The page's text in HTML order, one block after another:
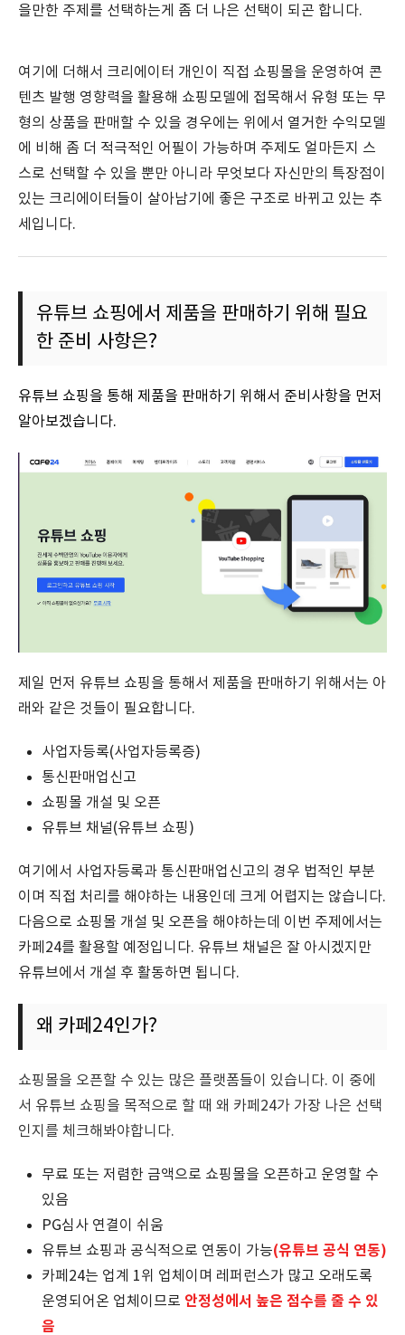
을만한 주제를 선택하는게 좀 더 나은 선택이 되곤 합니다.
여기에 더해서 크리에이터 개인이 직접 쇼핑몰을 운영하여 콘
텐츠 발행 영향력을 활용해 쇼핑모델에 접목해서 유형 또는 무
형의 상품을 판매할 수 있을 경우에는 위에서 열거한 수익모델
에 비해 좀 더 적극적인 어필이 가능하며 주제도 얼마든지 스
스로 선택할 수 있을 뿐만 아니라 무엇보다 자신만의 특장점이
있는 크리에이터들이 살아남기에 좋은 구조로 바뀌고 있는 추
세입니다.
유튜브 쇼핑에서 제품을 판매하기 위해 필요
한 준비 사항은?
유튜브 쇼핑을 통해 제품을 판매하기 위해서 준비사항을 먼저
알아보겠습니다.
제일 먼저 유튜브 쇼핑을 통해서 제품을 판매하기 위해서는 아
래와 같은 것들이 필요합니다.
사업자등록(사업자등록증)
통신판매업신고
쇼핑몰 개설 및 오픈
유튜브 채널(유튜브 쇼핑)
여기에서 사업자등록과 통신판매업신고의 경우 법적인 부분
이며 직접 처리를 해야하는 내용인데 크게 어렵지는 않습니다.
다음으로 쇼핑몰 개설 및 오픈을 해야하는데 이번 주제에서는
카페24를 활용할 예정입니다. 유튜브 채널은 잘 아시겠지만
유튜브에서 개설 후 활동하면 됩니다.
왜 카페24인가?
쇼핑몰을 오픈할 수 있는 많은 플랫폼들이 있습니다. 이 중에
서 유튜브 쇼핑을 목적으로 할 때 왜 카페24가 가장 나은 선택
인지를 체크해봐야합니다.
무료 또는 저렴한 금액으로 쇼핑몰을 오픈하고 운영할 수
있음
PG심사 연결이 쉬움
유튜브 쇼핑과 공식적으로 연동이 가능(유튜브 공식 연동)
카페24는 업계 1위 업체이며 레퍼런스가 많고 오래도록
운영되어온 업체이므로 안정성에서 높은 점수를 줄 수 있
음